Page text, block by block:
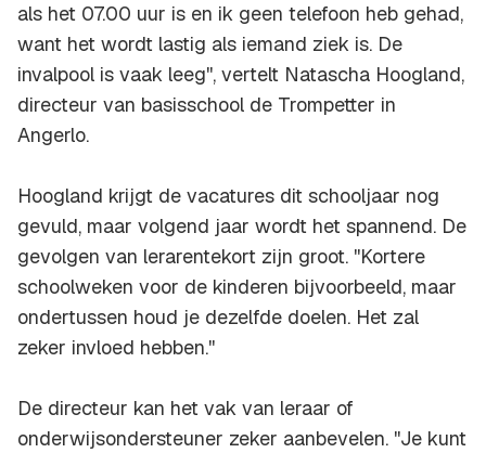
als het 07.00 uur is en ik geen telefoon heb gehad,
want het wordt lastig als iemand ziek is. De
invalpool is vaak leeg'', vertelt Natascha Hoogland,
directeur van basisschool de Trompetter in
Angerlo.
Hoogland krijgt de vacatures dit schooljaar nog
gevuld, maar volgend jaar wordt het spannend. De
gevolgen van lerarentekort zijn groot. ''Kortere
schoolweken voor de kinderen bijvoorbeeld, maar
ondertussen houd je dezelfde doelen. Het zal
zeker invloed hebben.''
De directeur kan het vak van leraar of
onderwijsondersteuner zeker aanbevelen. ''Je kunt